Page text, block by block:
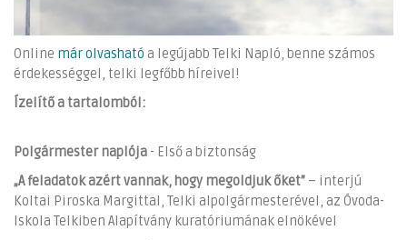
Online már olvasható a legújabb Telki Napló, benne számos
érdekességgel, telki legfőbb híreivel!
Ízelítő a tartalomból:
Polgármester naplója - Első a biztonság
„A feladatok azért vannak, hogy megoldjuk őket” – interjú
Koltai Piroska Margittal, Telki alpolgármesterével, az Óvoda-
Iskola Telkiben Alapítvány kuratóriumának elnökével